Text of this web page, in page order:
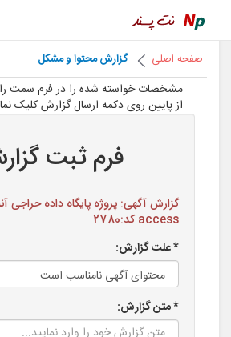
صفحه اصلی گزارش محتوا و مشکل
مشخصات خواسته شده را در فرم سمت
از پایین روی دکمه ارسال گزارش کلیک
فرم ثبت
گزارش آگهی: پروژه پایگاه داده حراجی
access کد:2780
* علت گزارش:
* متن گزارش: